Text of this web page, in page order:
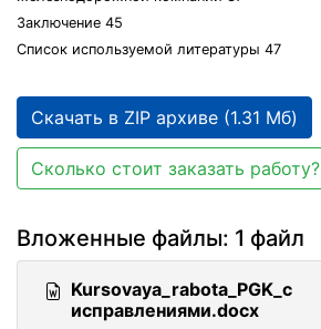
Заключение 45
Список используемой литературы 47
Скачать в ZIP архиве (1.31 Мб)
Сколько стоит заказать работу?
Вложенные файлы: 1 файл
Kursovaya_rabota_PGK_с
исправлениями.docx